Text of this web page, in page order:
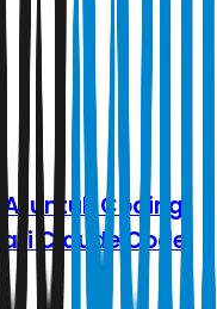
untuk Coding
Claude Code